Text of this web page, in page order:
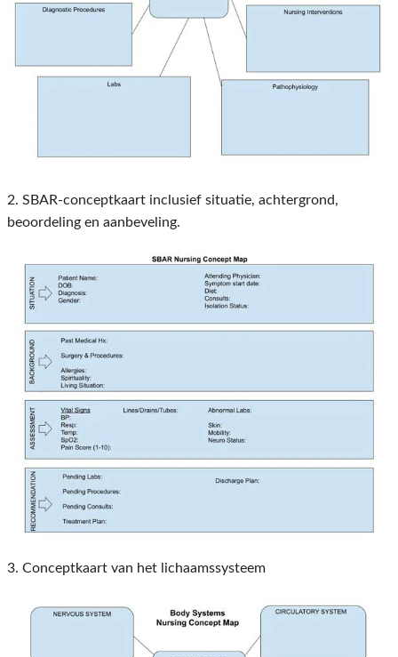
2. SBAR-conceptkaart inclusief situatie, achtergrond,
beoordeling en aanbeveling.
3. Conceptkaart van het lichaamssysteem